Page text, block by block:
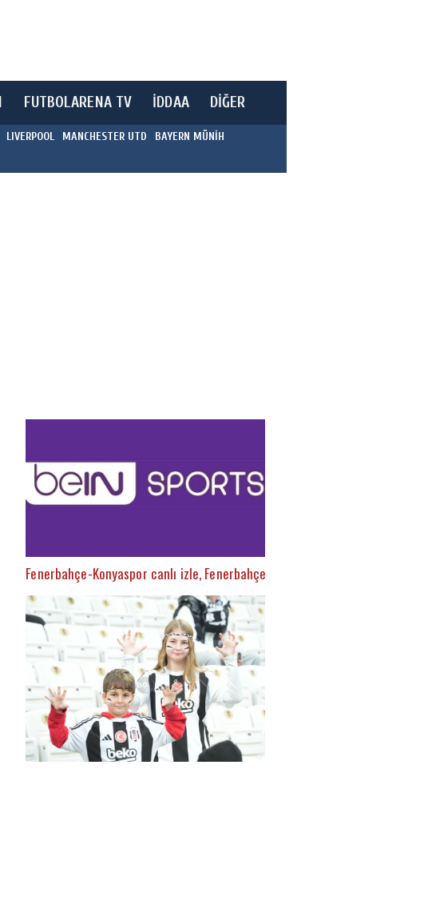
FUTBOLARENA TV İDDAA DİĞER
LIVERPOOL MANCHESTER UTD
BAYERN MÜNİH
Fenerbahçe-Konyaspor canlı izle, Fenerbahçe-Konyaspor şifresiz izle